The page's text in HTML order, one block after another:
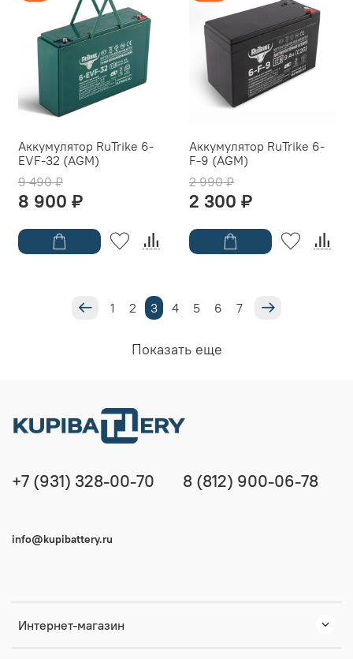
Аккумулятор RuTrike 6-
EVF-32 (AGM)
9 490 ₽
8 900 ₽
Аккумулятор RuTrike 6-
F-9 (AGM)
2 990 ₽
2 300 ₽
1 2 3 4 5 6 7
Показать еще
Интернет-магазин
+7 (931) 328-00-70 8 (812) 900-06-78
info@kupibattery.ru